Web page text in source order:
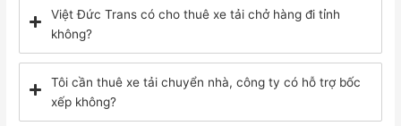
Việt Đức Trans có cho thuê xe tải chở hàng đi tỉnh
không?
Tôi cần thuê xe tải chuyển nhà, công ty có hỗ trợ bốc
xếp không?